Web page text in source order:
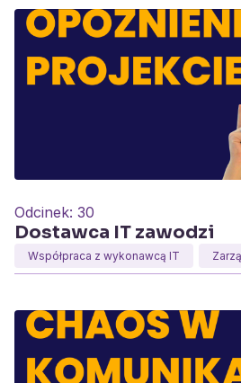
Odcinek: 30
Dostawca IT zawodzi
Współpraca z wykonawcą IT